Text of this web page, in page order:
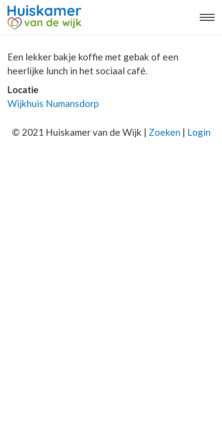
Een lekker bakje koffie met gebak of een
heerlijke lunch in het sociaal café.
Locatie
Wijkhuis Numansdorp
© 2021 Huiskamer van de Wijk | Zoeken | Login